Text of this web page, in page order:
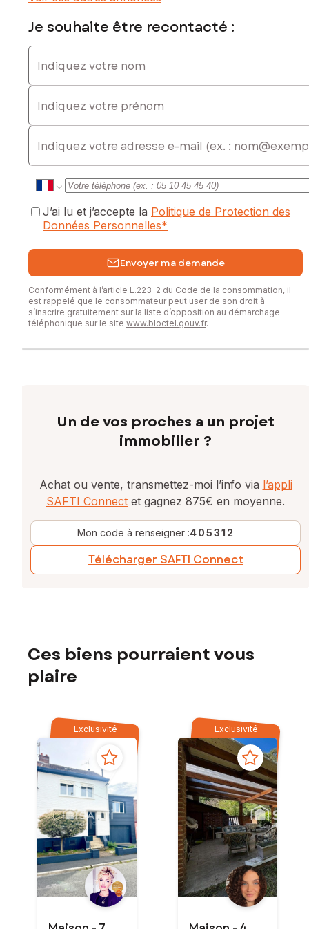
Je souhaite être recontacté :
Indiquez votre nom
Indiquez votre prénom
E-mail
J’ai lu et j’accepte la Politique de Protection des
Données Personnelles*
Envoyer ma demande
Conformément à l’article L.223-2 du Code de la consommation, il
est rappelé que le consommateur peut user de son droit à
s’inscrire gratuitement sur la liste d’opposition au démarchage
téléphonique sur le site www.bloctel.gouv.fr.
Un de vos proches a un projet
immobilier ?
Achat ou vente, transmettez-moi l’info via l’appli
SAFTI Connect et gagnez 875€ en moyenne.
Mon code à renseigner :405312
Télécharger SAFTI Connect
Ces biens pourraient vous
plaire
Exclusivité Exclusivité